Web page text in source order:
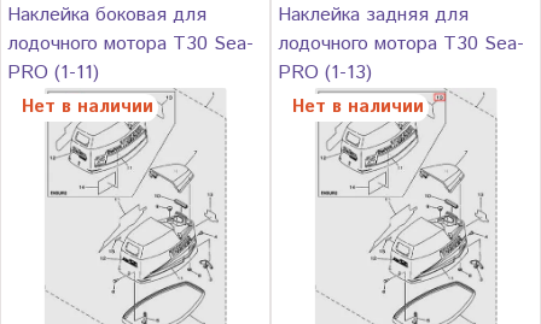
Наклейка боковая для
лодочного мотора Т30 Sea-
PRO (1-11)
Нет в наличии
Наклейка задняя для
лодочного мотора Т30 Sea-
PRO (1-13)
Нет в наличии